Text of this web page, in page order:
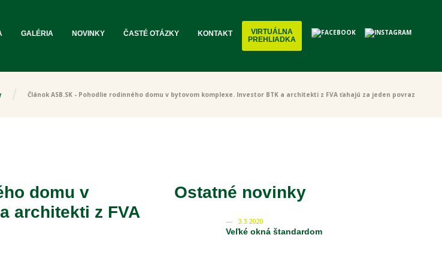
GALÉRIA NOVINKY ČASTÉ OTÁZKY KONTAKT
VIRTUÁLNA
PREHLIADKA
Článok ASB.SK - Pohodlie rodinného domu v bytovom komplexe. Investor BTK a architekti z FVA ťahajú za jeden povraz
domu v
architekti z FVA
Ostatné novinky
3.3.2020
Veľké okná štandardom